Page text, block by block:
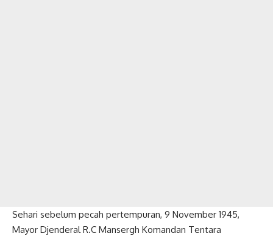
Sehari sebelum pecah pertempuran, 9 November 1945,
Mayor Djenderal R.C Mansergh Komandan Tentara